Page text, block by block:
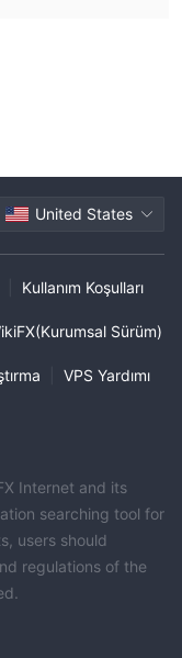
United States
Kullanım Koşulları
Sürüm)
VPS Yardımı
Internet and its
searching tool for
users should
regulations of the